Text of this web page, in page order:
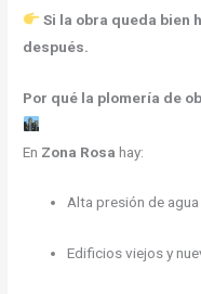
Si la obra queda bien
después.
Por qué la plomería de
En Zona Rosa hay:
Alta presión de agua
Edificios viejos y